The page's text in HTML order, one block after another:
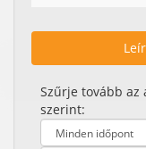
Szűrje tovább az
szerint: